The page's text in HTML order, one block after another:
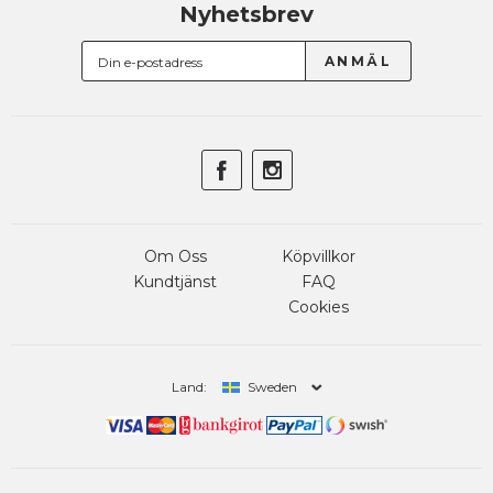
Nyhetsbrev
Om Oss
Kundtjänst
Köpvillkor
FAQ
Cookies
Land: Sweden